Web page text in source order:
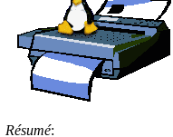
Résumé: